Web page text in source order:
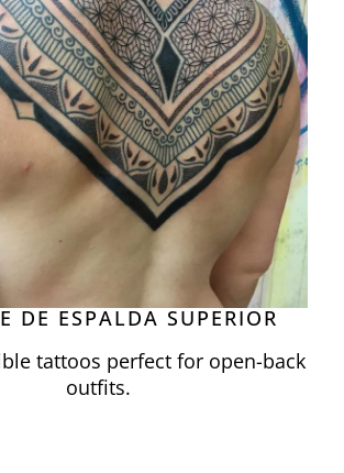
DE ESPALDA SUPERIOR
tattoos perfect for open-back
outfits.